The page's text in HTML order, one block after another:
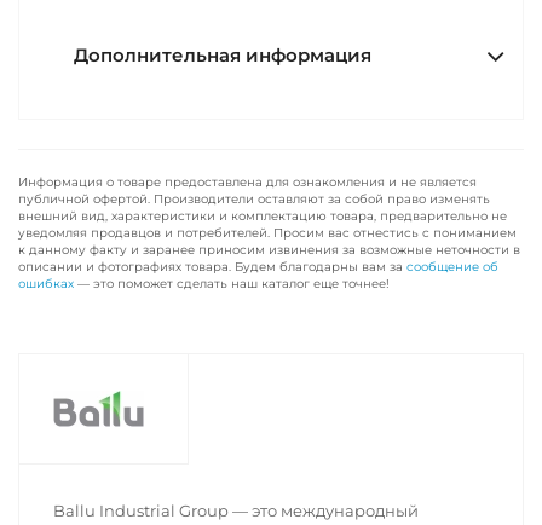
Дополнительная информация
Информация о товаре предоставлена для ознакомления и не является
публичной офертой. Производители оставляют за собой право изменять
внешний вид, характеристики и комплектацию товара, предварительно не
уведомляя продавцов и потребителей. Просим вас отнестись с пониманием
к данному факту и заранее приносим извинения за возможные неточности в
описании и фотографиях товара. Будем благодарны вам за сообщение об
ошибках — это поможет сделать наш каталог еще точнее!
Ballu Industrial Group — это международный